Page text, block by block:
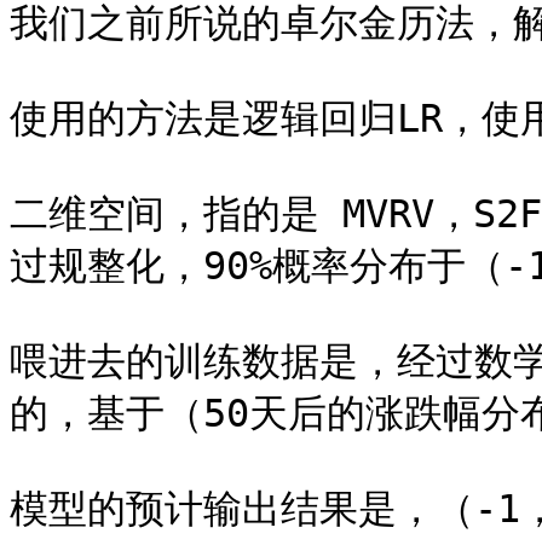
我们之前所说的卓尔金历法，
使用的方法是逻辑回归LR，
二维空间，指的是 MVRV，
过规整化，90%概率分布于（
喂进去的训练数据是，经过数
的，基于（50天后的涨跌幅分
模型的预计输出结果是，（-1